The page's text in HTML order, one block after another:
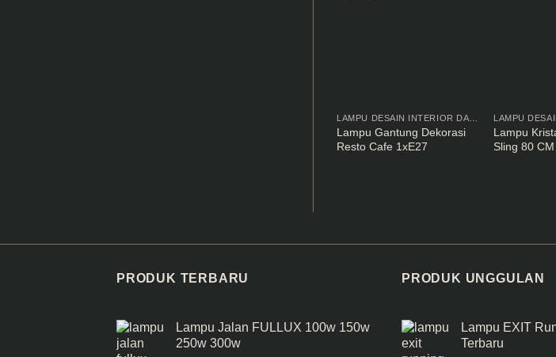
Lampu Gantung Dekorasi
Resto Cafe 1xE27
Lampu
Sling 80
PRODUK TERBARU
Lampu Jalan FULLUX 100w 150w
250w 300w
PRODUK UNGGULAN
Lampu EXIT
Terbaru